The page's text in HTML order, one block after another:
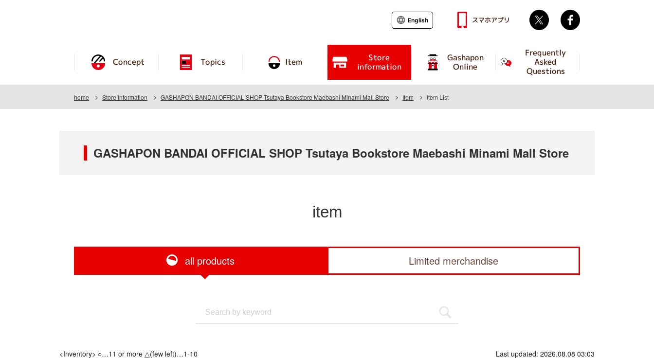
Concept Topics Item Store
information
Gashapon
Online
Frequently
Asked
Questions
English スマホアプリ Twitter
home Store information GASHAPON BANDAI OFFICIAL SHOP Tsutaya Bookstore Maebashi Minami Mall Store Item Item List
GASHAPON BANDAI OFFICIAL SHOP Tsutaya Bookstore Maebashi Minami Mall Store
item
all products Limited merchandise
<Inventory> ○…11 or more △(few left)…1-10
Last updated: 2026.08.08 03:03